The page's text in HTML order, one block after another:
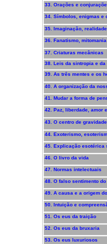
33. Orações e
34. Símbolos, enigmas e
35. Imaginação,
36. Fanatismo,
37. Criaturas mecânicas
38. Leis da sintropia e da
39. As três mentes e os
40. A organização da
41. Mudar a forma de
42. Paz, liberdade, amor
43. O centro de
44. Exoterismo,
45. Explicação esotérica
46. O livro da vida
47. Normas intelectuais
48. O falso sentimento do
49. A causa e a origem
50. Intuição e
51. Os eus da traição
52. Os eus da bruxaria
53. Os eus luxuriosos